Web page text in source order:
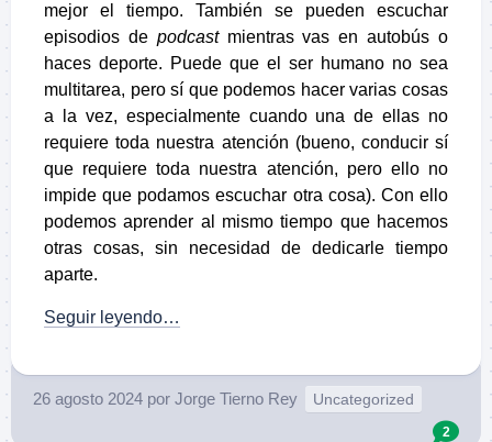
mejor el tiempo. También se pueden escuchar
episodios de podcastmientras vas en autobús o
haces deporte. Puede que el ser humano no sea
multitarea, pero sí que podemos hacer varias cosas
a la vez, especialmente cuando una de ellas no
requiere toda nuestra atención (bueno, conducir sí
que requiere toda nuestra atención, pero ello no
impide que podamos escuchar otra cosa). Con ello
podemos aprender al mismo tiempo que hacemos
otras cosas, sin necesidad de dedicarle tiempo
aparte.
Seguir leyendo…
26 agosto 2024 por Jorge Tierno Rey Uncategorized
2